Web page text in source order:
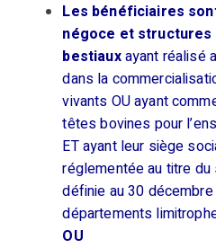
Les bénéficiaires
négoce et structures
bestiauxayant réalisé
dans la
vivants OU ayant
têtes bovines pour
ET ayant leur siège
réglementée au titre
définie au 30
départements
OU